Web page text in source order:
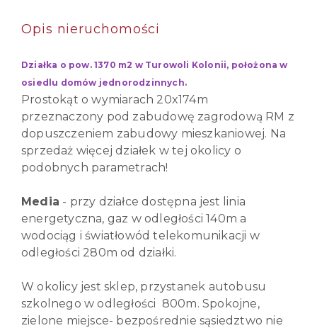
Opis nieruchomości
Działka o pow. 1370 m2 w Turowoli Kolonii, położona w
osiedlu domów jednorodzinnych.
Prostokąt o wymiarach 20x174m
przeznaczony pod zabudowę zagrodową RM z
dopuszczeniem zabudowy mieszkaniowej. Na
sprzedaż więcej działek w tej okolicy o
podobnych parametrach!
Media - przy działce dostępna jest linia
energetyczna, gaz w odległości 140m a
wodociąg i światłowód telekomunikacji w
odległości 280m od działki.
W okolicy jest sklep, przystanek autobusu
szkolnego w odległości 800m. Spokojne,
zielone miejsce- bezpośrednie sąsiedztwo nie